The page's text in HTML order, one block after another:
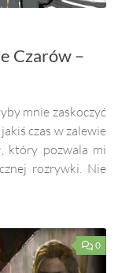
Czarów –
mnie zaskoczyć
czas w zalewie
który pozwala mi
rozrywki. Nie
0